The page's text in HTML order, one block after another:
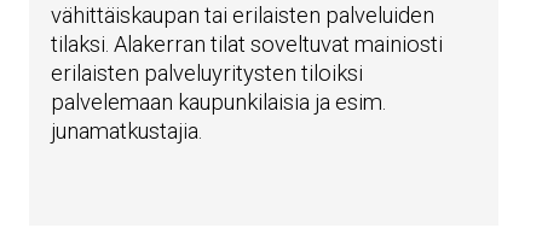
vähittäiskaupan tai erilaisten palveluiden
tilaksi. Alakerran tilat soveltuvat mainiosti
erilaisten palveluyritysten tiloiksi
palvelemaan kaupunkilaisia ja esim.
junamatkustajia.